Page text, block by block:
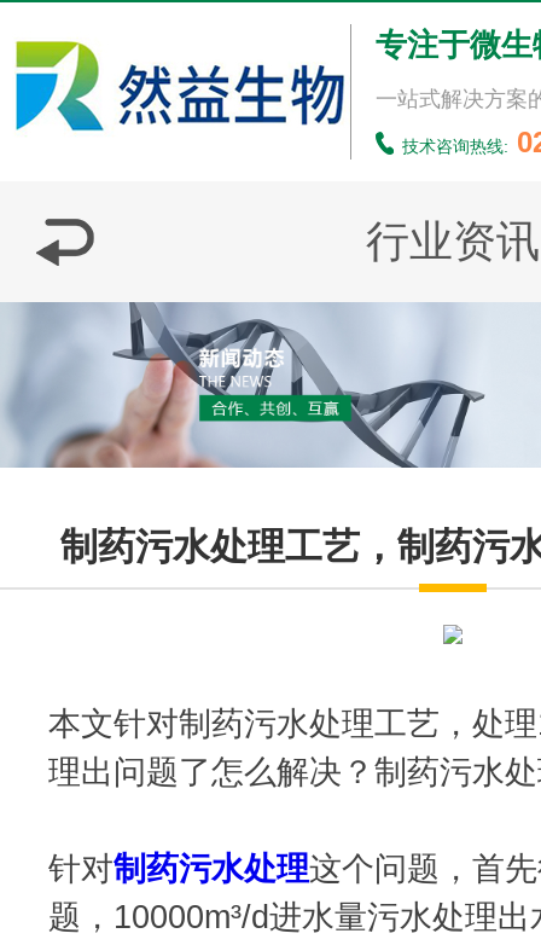
专注于微
一站式解决方案
技术咨询热线:
行业资讯
制药污水处理工艺，制药污
本文针对制药污水处理工艺，处
理出问题了怎么解决？制药污水
针对制药污水处理这个问题，首
题，10000m³/d进水量污水处理